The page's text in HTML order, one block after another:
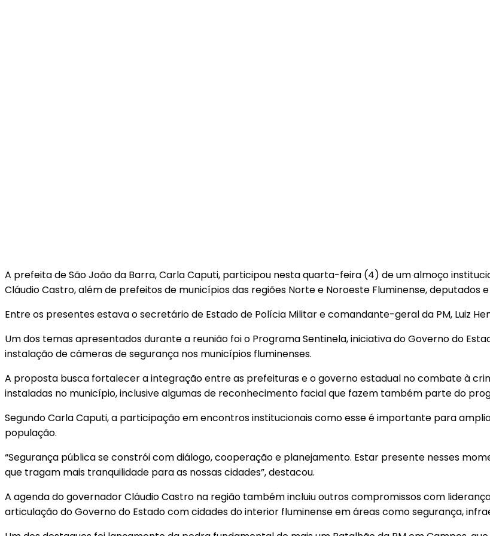
A prefeita de São João da Barra, Carla Caputi, participou nesta quarta-feira (4) de um almoço
Cláudio Castro, além de prefeitos de municípios das regiões Norte e Noroeste Fluminense, deputados
Entre os presentes estava o secretário de Estado de Polícia Militar e comandante-geral da PM, Luiz
Um dos temas apresentados durante a reunião foi o Programa Sentinela, iniciativa do Governo do
instalação de câmeras de segurança nos municípios fluminenses.
A proposta busca fortalecer a integração entre as prefeituras e o governo estadual no combate à
instaladas no município, inclusive algumas de reconhecimento facial que fazem também parte do
Segundo Carla Caputi, a participação em encontros institucionais como esse é importante para
população.
“Segurança pública se constrói com diálogo, cooperação e planejamento. Estar presente nesses
que tragam mais tranquilidade para as nossas cidades”, destacou.
A agenda do governador Cláudio Castro na região também incluiu outros compromissos com
articulação do Governo do Estado com cidades do interior fluminense em áreas como segurança,